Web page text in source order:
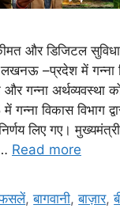
और डिजिटल
–प्रदेश में गन्ना
गन्ना अर्थव्यवस्था
गन्ना विकास विभाग
लिए गए।
Read more
,बागवानी,बाज़ार,